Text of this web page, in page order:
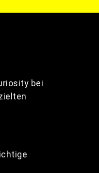
bei